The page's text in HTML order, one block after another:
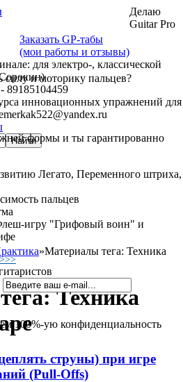
Заказать GP-табы
(мои работы и отзывы)
Делаю
Guitar Pro
для электро-, классической
- 89185104459
»Материалы тега: Техника
Техника
струны) при игре
(Pull-Offs)
силу и моторику пальцев?
инновационных упражнений для
формы и ты гарантированно
Легато, Переменного штриха,
пальцев
игру "Грифовый воин" и
100%-ую конфиденциальность